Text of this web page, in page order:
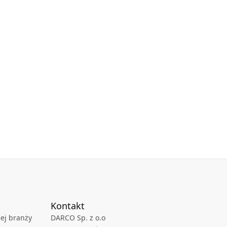
branży
Kontakt
DARCO Sp. z o.o